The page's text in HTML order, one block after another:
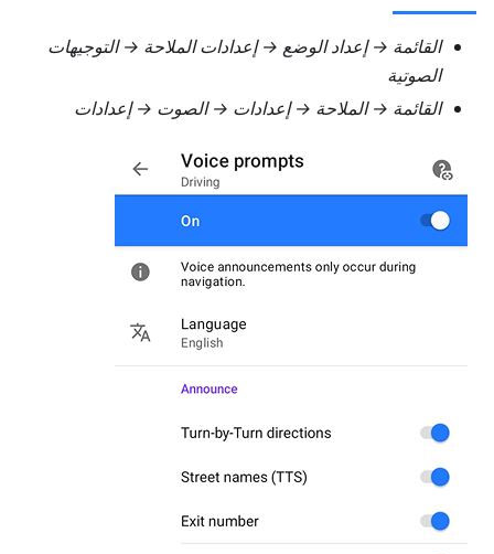
القائمة → إعداد الوضع → إعدادات الملاحة → التوجيهات
الصوتية
القائمة → الملاحة → إعدادات → الصوت → إعدادات